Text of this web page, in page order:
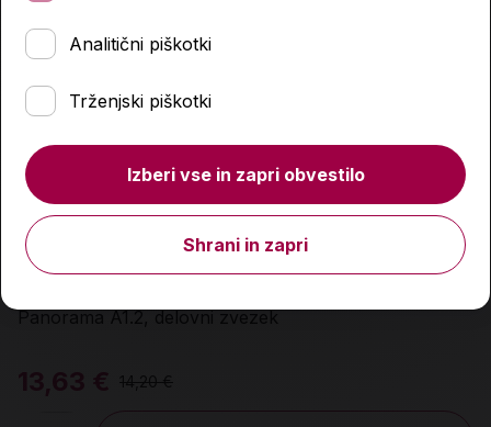
Panorama A1.2, delovni zvezek
13,63 € 14,20 €
Analitični piškotki
Trženjski piškotki
Izberi vse in zapri obvestilo
Shrani in zapri